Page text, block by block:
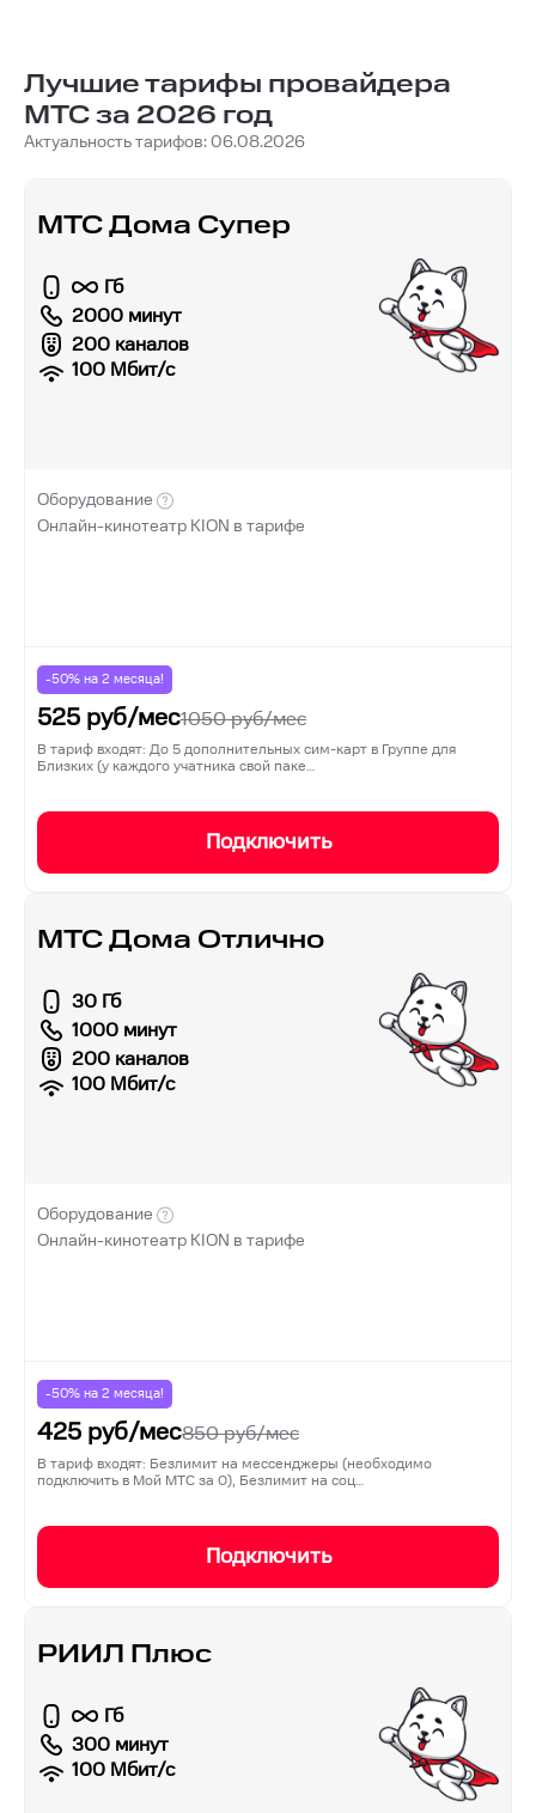
Лучшие тарифы провайдера
МТС за 2026 год
Актуальность тарифов: 06.08.2026
МТС Дома Супер
Гб
2000 минут
200 каналов
100 Мбит/с
Оборудование
Онлайн-кинотеатр KION в тарифе
-50% на 2 месяца!
525 руб/мес1050руб/мес
В тариф входят: До 5 дополнительных сим-карт в Группе для
Близких (у каждого учатника свой паке…
Подключить
МТС Дома Отлично
30 Гб
1000 минут
200 каналов
100 Мбит/с
Оборудование
Онлайн-кинотеатр KION в тарифе
-50% на 2 месяца!
425 руб/мес850руб/мес
В тариф входят: Безлимит на мессенджеры (необходимо
подключить в Мой МТС за 0), Безлимит на соц…
Подключить
РИИЛ Плюс
Гб
300 минут
100 Мбит/с